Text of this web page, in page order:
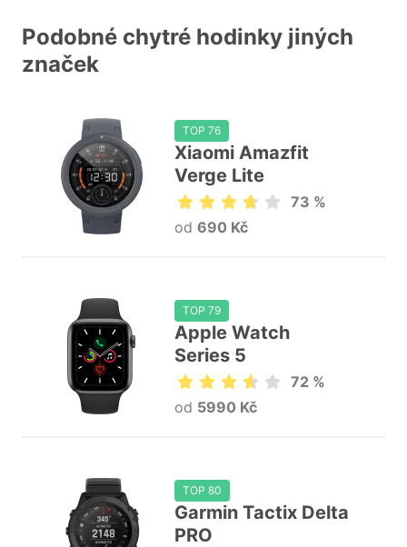
Podobné chytré hodinky jiných
značek
TOP 76
Xiaomi Amazfit
Verge Lite
73 %
od 690 Kč
TOP 79
Apple Watch
Series 5
72 %
od 5990 Kč
TOP 80
Garmin Tactix Delta
PRO